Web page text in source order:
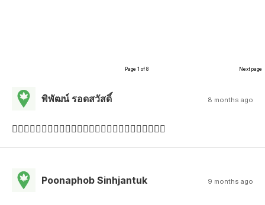
Page 1 of 8 Next page
พิพัฒน์ รอดสวัสดิ์ 8 months ago
👎🏼👎🏼👎🏼👎🏼👎🏼👎🏼👎🏼👎🏼👎🏼👎🏼👎🏼👎🏼👎🏼
Poonaphob Sinhjantuk 9 months ago